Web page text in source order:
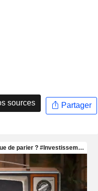
sources Partager